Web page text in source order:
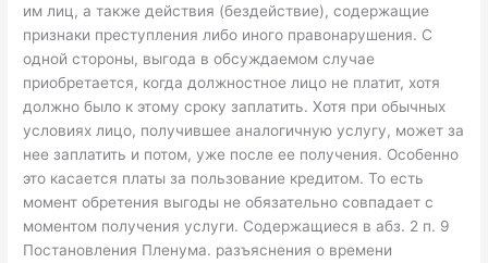
им лиц, а также действия (бездействие), содержащие
признаки преступления либо иного правонарушения. С
одной стороны, выгода в обсуждаемом случае
приобретается, когда должностное лицо не платит, хотя
должно было к этому сроку заплатить. Хотя при обычных
условиях лицо, получившее аналогичную услугу, может за
нее заплатить и потом, уже после ее получения. Особенно
это касается платы за пользование кредитом. То есть
момент обретения выгоды не обязательно совпадает с
моментом получения услуги. Содержащиеся в абз. 2 п. 9
Постановления Пленума. разъяснения о времени